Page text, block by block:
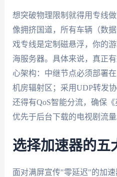
想突破物理限制就得用专线
像拥挤国道，所有车辆（数
戏专线是定制磁悬浮，你的
海服务器。具体来说，真正
心架构：中继节点必须部署
机房辐射区；采用UDP转发
还得有QoS智能分流，确保
优先于后台下载的电视剧流量
选择加速器的五
面对满屏宣传"零延迟"的加